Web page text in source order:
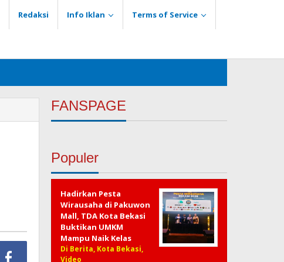
Redaksi Info Iklan Terms of Service
FANSPAGE
Populer
Hadirkan Pesta
Wirausaha di Pakuwon
Mall, TDA Kota Bekasi
Buktikan UMKM
Mampu Naik Kelas
Di Berita, Kota Bekasi,
Video